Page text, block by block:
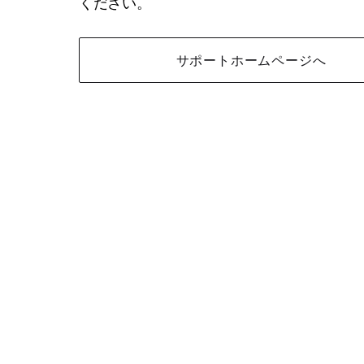
サポートホームページへ